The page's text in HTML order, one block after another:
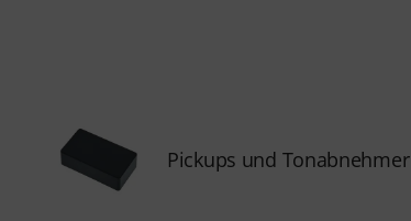
Pickups und Tonabnehmer